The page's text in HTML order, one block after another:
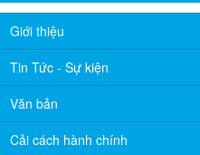
Giới thiệu
Tin Tức - Sự kiện
Văn bản
Cải cách hành chính
Tăng cường công tác quản lý hoạt